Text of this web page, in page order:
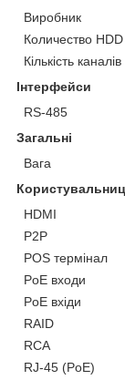
Виробник
Количество HDD
Кількість каналів
Інтерфейси
RS-485
Загальні
Вага
HDMI
P2P
POS термінал
PoE входи
PoE вхіди
RAID
RCA
RJ-45 (PoE)